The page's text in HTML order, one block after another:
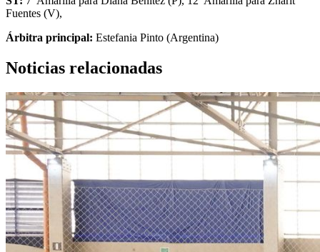
Fuentes (V),
Árbitra principal: Estefania Pinto (Argentina)
Noticias relacionadas